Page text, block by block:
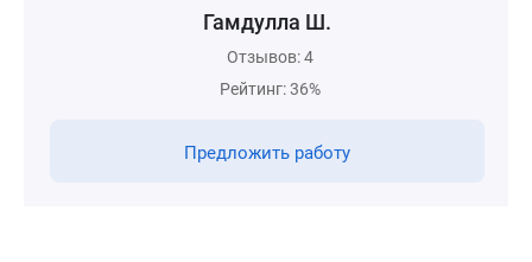
Гамдулла Ш.
Отзывов: 4
Рейтинг: 36%
Предложить работу